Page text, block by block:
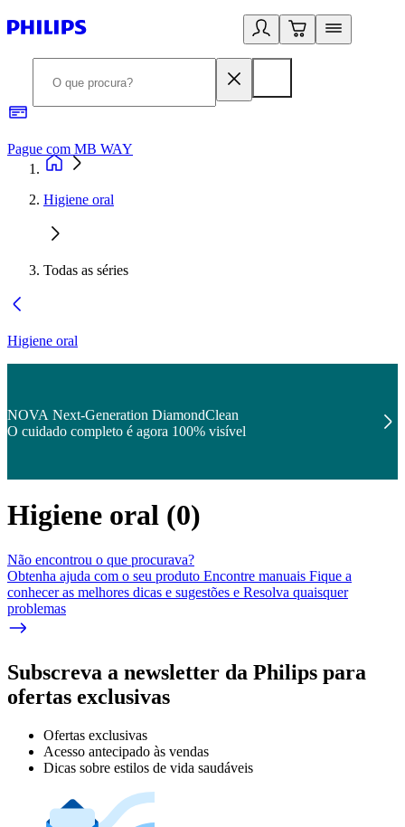
Pague com MB WAY
Higiene oral
Todas as séries
Higiene oral
NOVA Next-Generation DiamondClean
O cuidado completo é agora 100% visível
Higiene oral (0)
Não encontrou o que procurava?
Obtenha ajuda com o seu produto Encontre manuais Fique a
conhecer as melhores dicas e sugestões e Resolva quaisquer
problemas
Subscreva a newsletter da Philips para
ofertas exclusivas
Ofertas exclusivas
Acesso antecipado às vendas
Dicas sobre estilos de vida saudáveis